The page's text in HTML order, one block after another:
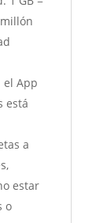
el App
está
a
estar
o